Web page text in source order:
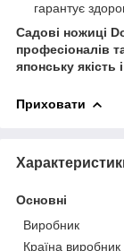
гарантує
Садові ножиці
професіоналів
японську якість
Приховати
Основні
Виробник
Країна виробник